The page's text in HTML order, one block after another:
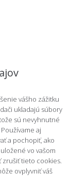
vášho zážitku
ukladajú súbory
sú nevyhnutné
aj
a pochopiť, ako
vo vašom
zrušiť tieto cookies.
ovplyvniť váš